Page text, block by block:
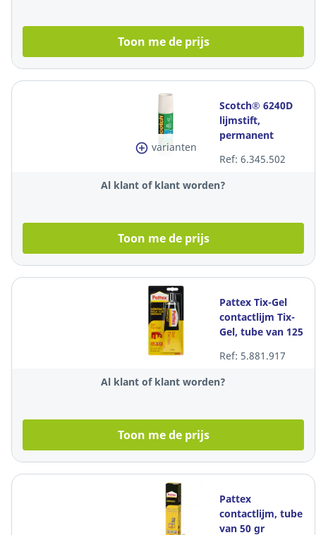
Toon me de prijs
varianten
Scotch® 6240D
lijmstift,
permanent
gr
Ref: 6.345.502
Al klant of klant worden?
Toon me de prijs
Pattex Tix-Gel
contactlijm Tix-
Gel, tube van 125
Ref: 5.881.917
Al klant of klant worden?
Toon me de prijs
Pattex
contactlijm, tube
van 50 gr